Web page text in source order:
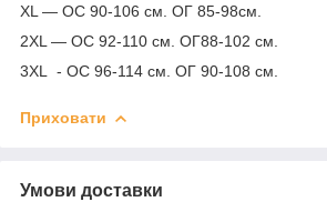
XL — ОС 90-106 см. ОГ 85-98см.
2XL — ОС 92-110 см. ОГ88-102 см.
3XL - ОС 96-114 см. ОГ 90-108 см.
Приховати
Умови доставки